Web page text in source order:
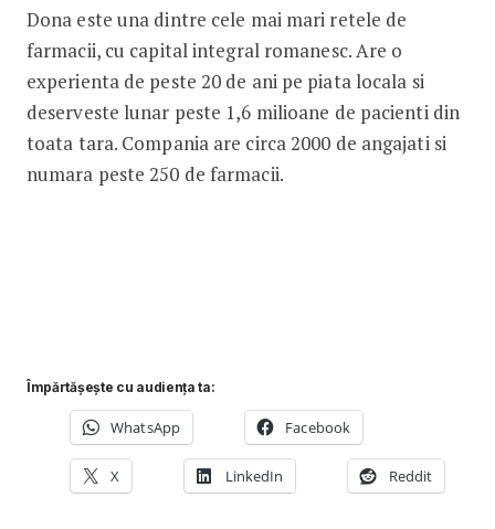
Dona este una dintre cele mai mari retele de
farmacii, cu capital integral romanesc. Are o
experienta de peste 20 de ani pe piata locala si
deserveste lunar peste 1,6 milioane de pacienti din
toata tara. Compania are circa 2000 de angajati si
numara peste 250 de farmacii.
Împărtășește cu audiența ta:
WhatsApp Facebook
X LinkedIn Reddit